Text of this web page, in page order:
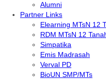
Alumni
Partner Links
Elearning MTsN 12
RDM MTsN 12
Simpatika
Emis Madrasah
Verval PD
BioUN SMP/MTs